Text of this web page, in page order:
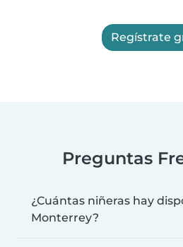
Regístrate
Preguntas
¿Cuántas niñeras hay
Monterrey?